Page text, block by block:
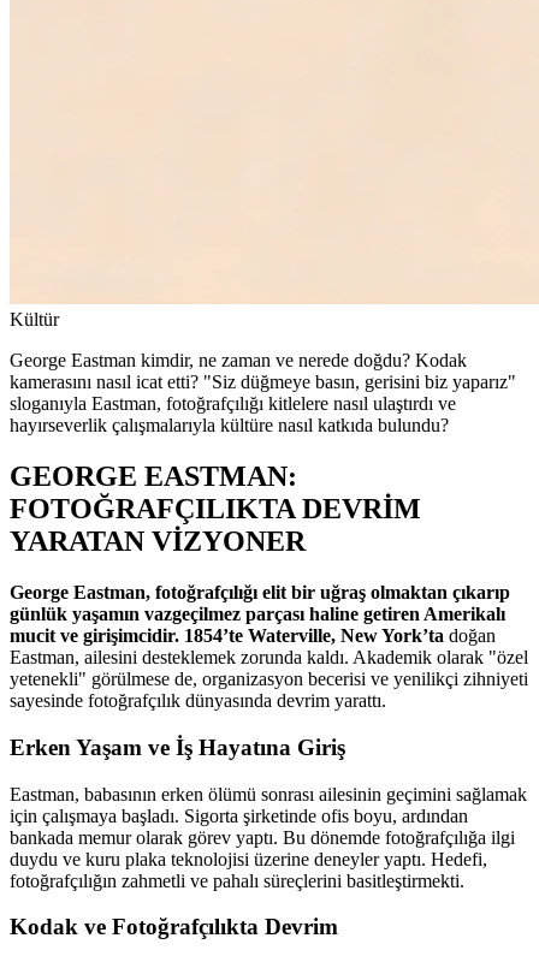
Kültür
George Eastman kimdir, ne zaman ve nerede doğdu? Kodak
kamerasını nasıl icat etti? "Siz düğmeye basın, gerisini biz yaparız"
sloganıyla Eastman, fotoğrafçılığı kitlelere nasıl ulaştırdı ve
hayırseverlik çalışmalarıyla kültüre nasıl katkıda bulundu?
GEORGE EASTMAN:
FOTOĞRAFÇILIKTA DEVRİM
YARATAN VİZYONER
George Eastman, fotoğrafçılığı elit bir uğraş olmaktan çıkarıp
günlük yaşamın vazgeçilmez parçası haline getiren Amerikalı
mucit ve girişimcidir. 1854’te Waterville, New York’ta doğan
Eastman, ailesini desteklemek zorunda kaldı. Akademik olarak "özel
yetenekli" görülmese de, organizasyon becerisi ve yenilikçi zihniyeti
sayesinde fotoğrafçılık dünyasında devrim yarattı.
Erken Yaşam ve İş Hayatına Giriş
Eastman, babasının erken ölümü sonrası ailesinin geçimini sağlamak
için çalışmaya başladı. Sigorta şirketinde ofis boyu, ardından
bankada memur olarak görev yaptı. Bu dönemde fotoğrafçılığa ilgi
duydu ve kuru plaka teknolojisi üzerine deneyler yaptı. Hedefi,
fotoğrafçılığın zahmetli ve pahalı süreçlerini basitleştirmekti.
Kodak ve Fotoğrafçılıkta Devrim